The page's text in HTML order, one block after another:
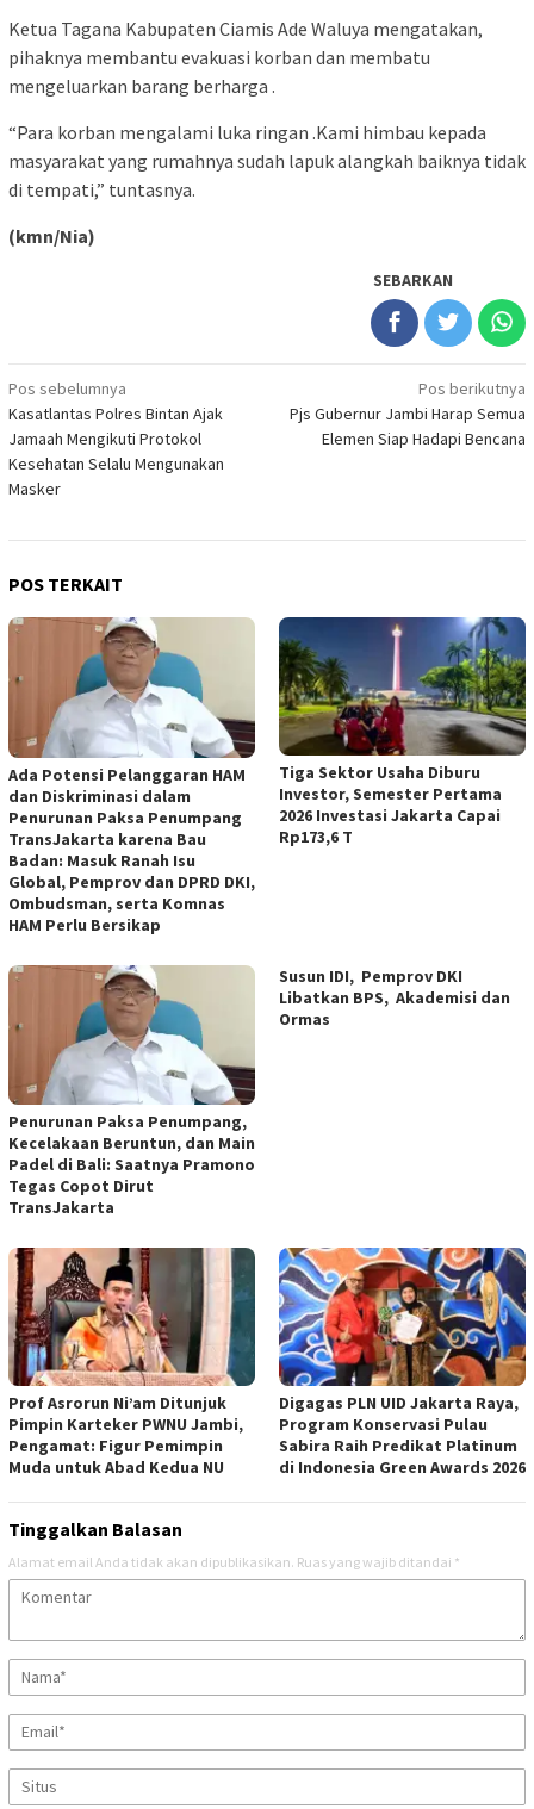
Ketua Tagana Kabupaten Ciamis Ade Waluya mengatakan,
pihaknya membantu evakuasi korban dan membatu
mengeluarkan barang berharga .
“Para korban mengalami luka ringan .Kami himbau kepada
masyarakat yang rumahnya sudah lapuk alangkah baiknya tidak
di tempati,” tuntasnya.
(kmn/Nia)
SEBARKAN
Navigasi
pos
Pos sebelumnya
Kasatlantas Polres Bintan Ajak
Jamaah Mengikuti Protokol
Kesehatan Selalu Mengunakan
Masker
Pos berikutnya
Pjs Gubernur Jambi Harap Semua
Elemen Siap Hadapi Bencana
POS TERKAIT
Ada Potensi Pelanggaran HAM
dan Diskriminasi dalam
Penurunan Paksa Penumpang
TransJakarta karena Bau
Badan: Masuk Ranah Isu
Global, Pemprov dan DPRD DKI,
Ombudsman, serta Komnas
HAM Perlu Bersikap
Tiga Sektor Usaha Diburu
Investor, Semester Pertama
2026 Investasi Jakarta Capai
Rp173,6 T
Penurunan Paksa Penumpang,
Kecelakaan Beruntun, dan Main
Padel di Bali: Saatnya Pramono
Tegas Copot Dirut
TransJakarta
Susun IDI, Pemprov DKI
Libatkan BPS, Akademisi dan
Ormas
Prof Asrorun Ni’am Ditunjuk
Pimpin Karteker PWNU Jambi,
Pengamat: Figur Pemimpin
Muda untuk Abad Kedua NU
Digagas PLN UID Jakarta Raya,
Program Konservasi Pulau
Sabira Raih Predikat Platinum
di Indonesia Green Awards 2026
Tinggalkan Balasan
Alamat email Anda tidak akan dipublikasikan. Ruas yang wajib ditandai *